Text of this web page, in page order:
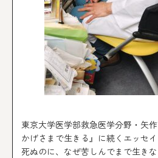
東京大学医学部救急医学分野・矢
かげさまで生きる』に続くエッセ
死ぬのに、なぜ苦しんでまで生き